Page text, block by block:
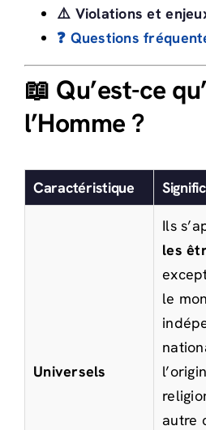
⚠️ Violations et
❓ Questions
📖 Qu’est-ce
l’Homme ?
Caractéristique
Universels
Ils
les
le
autre